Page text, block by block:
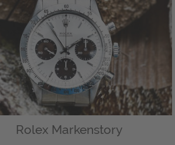
Rolex Markenstory